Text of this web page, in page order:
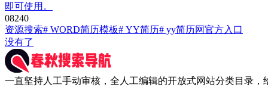
即可使用。
08240
资源搜索# WORD简历模板# YY简历# yy简历网官方入口
没有了
一直坚持人工手动审核，全人工编辑的开放式网站分类目录